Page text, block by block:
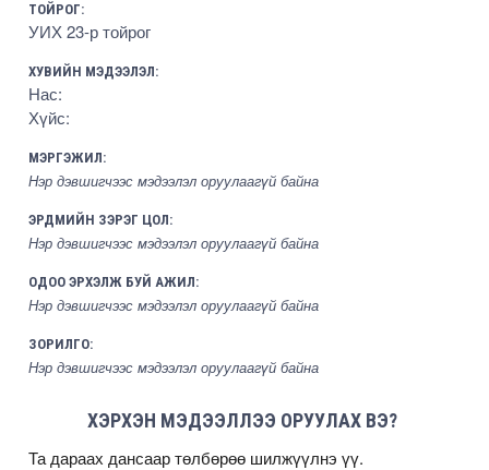
ТОЙРОГ:
УИХ 23-р тойрог
ХУВИЙН МЭДЭЭЛЭЛ:
Нас:
Хүйс:
МЭРГЭЖИЛ:
Нэр дэвшигчээс мэдээлэл оруулаагүй байна
ЭРДМИЙН ЗЭРЭГ ЦОЛ:
Нэр дэвшигчээс мэдээлэл оруулаагүй байна
ОДОО ЭРХЭЛЖ БУЙ АЖИЛ:
Нэр дэвшигчээс мэдээлэл оруулаагүй байна
ЗОРИЛГО:
Нэр дэвшигчээс мэдээлэл оруулаагүй байна
ХЭРХЭН МЭДЭЭЛЛЭЭ ОРУУЛАХ ВЭ?
Та дараах дансаар төлбөрөө шилжүүлнэ үү.